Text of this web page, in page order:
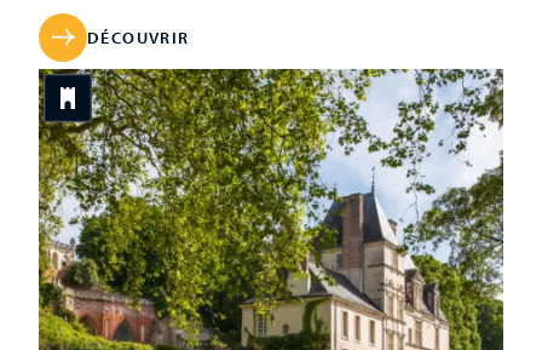
Renaissance est inscrit Monument Historique depuis
1947. Domaine viticole depuis le XVIIIe siècle, Nitray
produit également des grands vins du Val de Loire,
labellisés AOC Touraine. Le premier château de Nitray est
probablement construit au cours du XIIIe siècle, époque à
laquelle ce fief appartient au chevalier Guillaume du
Plessis. Les propriétaires se succèdent ensuite sans
grande continuité, dont certains se lient au pouvoir royal.
Tel est le cas d’Émery Lopin, […]
DÉCOUVRIR